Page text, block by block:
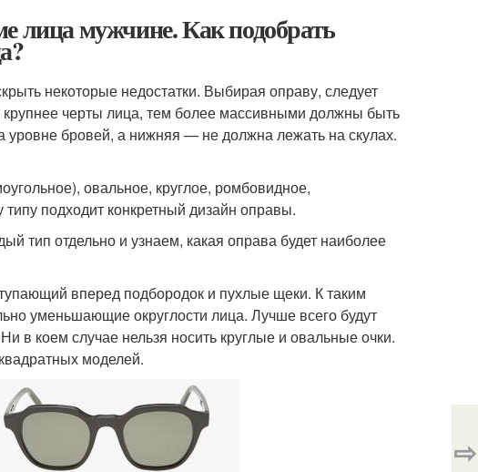
лица мужчине. Как подобрать
некоторые недостатки. Выбирая оправу, следует
черты лица, тем более массивными должны быть
бровей, а нижняя — не должна лежать на скулах.
овальное, круглое, ромбовидное,
подходит конкретный дизайн оправы.
тип отдельно и узнаем, какая оправа будет наиболее
вперед подбородок и пухлые щеки. К таким
уменьшающие округлости лица. Лучше всего будут
в коем случае нельзя носить круглые и овальные очки.
моделей.
⇨